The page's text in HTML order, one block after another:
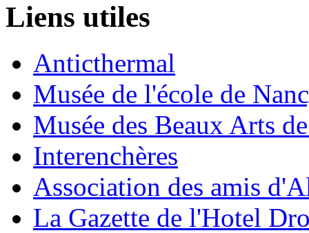
Liens utiles
Anticthermal
Musée de l'école de
Musée des Beaux Arts
Interenchères
Association des amis
La Gazette de l'Hotel